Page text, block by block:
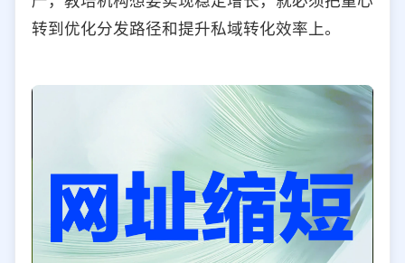
转到优化分发路径和提升私域转化效率上。